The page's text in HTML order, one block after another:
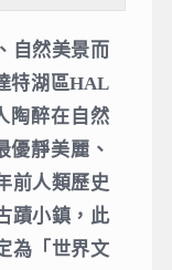
自然美景而
特湖區HAL
陶醉在自然
優靜美麗、
前人類歷史
蹟小鎮，此
為「世界文